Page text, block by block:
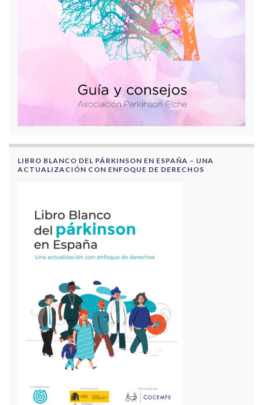
LIBRO BLANCO DEL PÁRKINSON EN ESPAÑA – UNA
ACTUALIZACIÓN CON ENFOQUE DE DERECHOS